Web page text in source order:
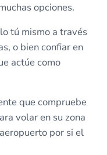
opciones.
tú mismo a través
o bien confiar en
actúe como
que compruebe
volar en su zona
por si el